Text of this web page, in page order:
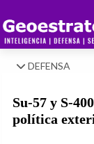
DEFENSA
Su-57 y S-
política